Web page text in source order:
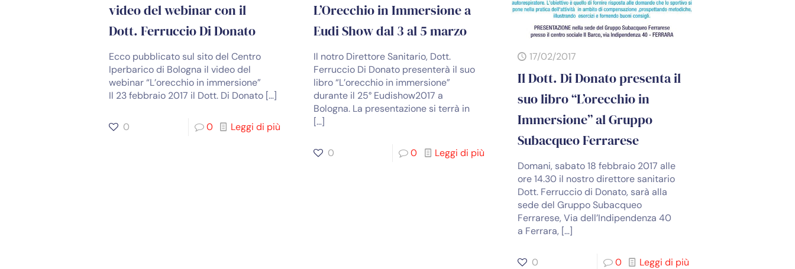
video del webinar con il
Dott. Ferruccio Di Donato
Ecco pubblicato sul sito del Centro
Iperbarico di Bologna il video del
webinar “L’orecchio in immersione”
Il 23 febbraio 2017 il Dott. Di Donato […]
0 0 Leggi di più
L’Orecchio in Immersione a
Eudi Show dal 3 al 5 marzo
Il notro Direttore Sanitario, Dott.
Ferruccio Di Donato presenterà il suo
libro “L’orecchio in immersione”
durante il 25° Eudishow2017 a
Bologna. La presentazione si terrà in
[…]
0 0 Leggi di più
17/02/2017
Il Dott. Di Donato presenta il
suo libro “L’orecchio in
Immersione” al Gruppo
Subacqueo Ferrarese
Domani, sabato 18 febbraio 2017 alle
ore 14.30 il nostro direttore sanitario
Dott. Ferruccio di Donato, sarà alla
sede del Gruppo Subacqueo
Ferrarese, Via dell’Indipendenza 40
a Ferrara,[…]
0 0 Leggi di più